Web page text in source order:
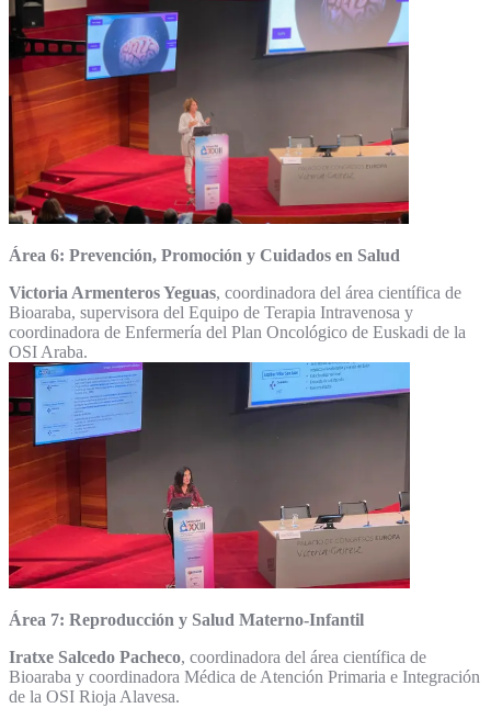
Área 6: Prevención, Promoción y Cuidados en Salud
Victoria Armenteros Yeguas, coordinadora del área científica de
Bioaraba, supervisora del Equipo de Terapia Intravenosa y
coordinadora de Enfermería del Plan Oncológico de Euskadi de la
OSI Araba.
Área 7: Reproducción y Salud Materno-Infantil
Iratxe Salcedo Pacheco, coordinadora del área científica de
Bioaraba y coordinadora Médica de Atención Primaria e Integración
de la OSI Rioja Alavesa.